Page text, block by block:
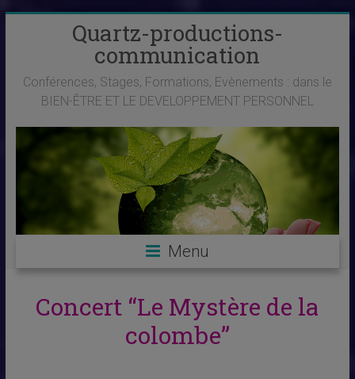
Quartz-productions-
communication
Conférences, Stages, Formations, Evènements : dans le
BIEN-ÊTRE ET LE DEVELOPPEMENT PERSONNEL
Menu
Concert “Le Mystère de la
colombe”